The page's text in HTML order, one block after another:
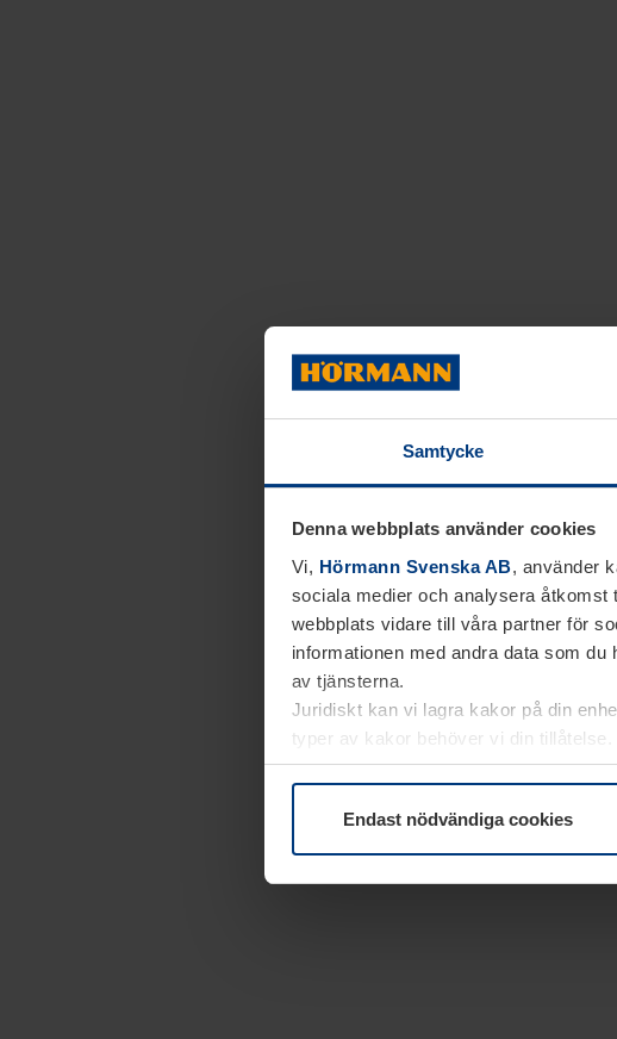
Samtycke
Denna webbplats använder cookies
Vi, Hörmann Svenska AB, använder
sociala medier och analysera
webbplats vidare till våra partner för
informationen med andra data som
av tjänsterna.
Juridiskt kan vi lagra kakor på din
typer av kakor behöver vi din
kakor underDataskyddsförklaringpå
Endast nödvändiga cookies